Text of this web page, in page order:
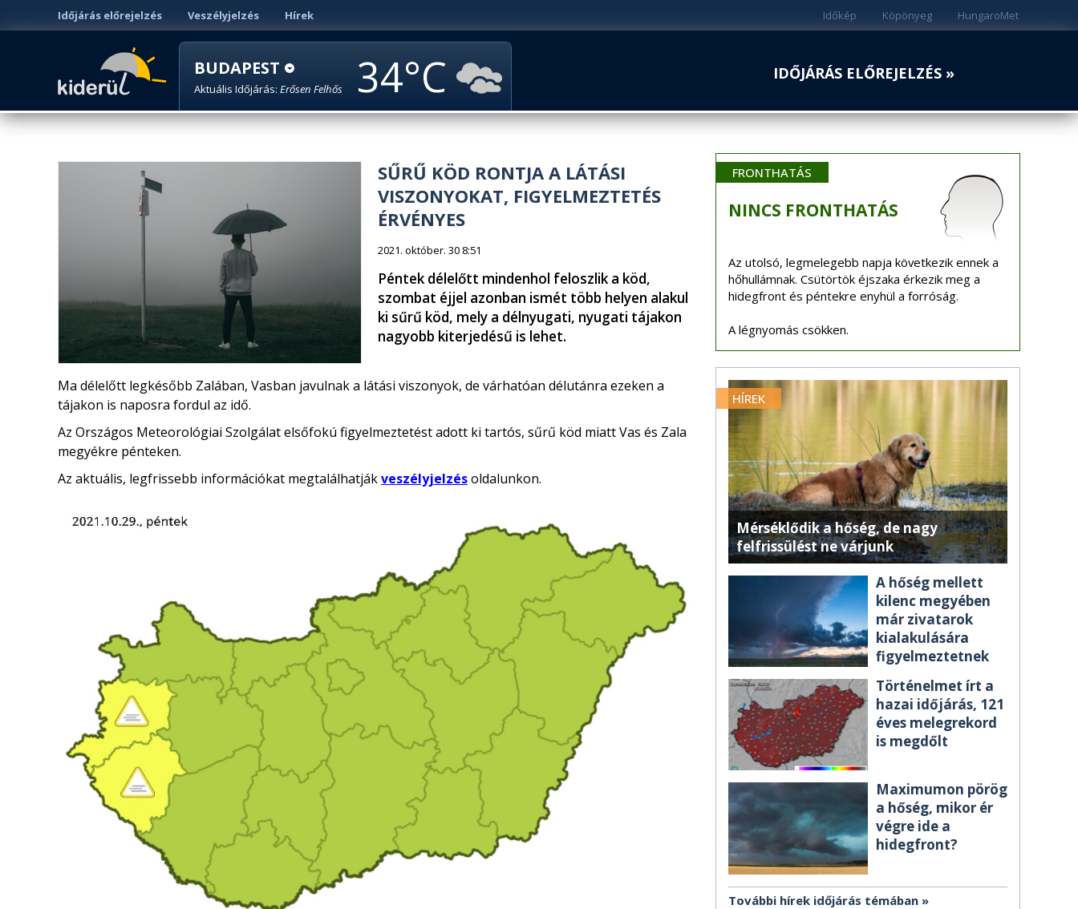
Időjárás előrejelzés Veszélyjelzés Hírek HungaroMet
Köpönyeg
Időkép
BUDAPEST
Aktuális Időjárás: Erősen Felhős 34 IDŐJÁRÁS ELŐREJELZÉS »
SŰRŰ KÖD RONTJA A LÁTÁSI
VISZONYOKAT, FIGYELMEZTETÉS
ÉRVÉNYES
2021. október. 30 8:51
Péntek délelőtt mindenhol feloszlik a köd,
szombat éjjel azonban ismét több helyen alakul
ki sűrű köd, mely a délnyugati, nyugati tájakon
nagyobb kiterjedésű is lehet.
Ma délelőtt legkésőbb Zalában, Vasban javulnak a látási viszonyok, de várhatóan délutánra ezeken a
tájakon is naposra fordul az idő.
Az Országos Meteorológiai Szolgálat elsőfokú figyelmeztetést adott ki tartós, sűrű köd miatt Vas és Zala
megyékre pénteken.
Az aktuális, legfrissebb információkat megtalálhatjákveszélyjelzésoldalunkon.
FRONTHATÁS
NINCS FRONTHATÁS
Az utolsó, legmelegebb napja következik ennek a
hőhullámnak. Csütörtök éjszaka érkezik meg a
hidegfront és péntekre enyhül a forróság.
A légnyomás csökken.
HÍREK
Mérséklődik a hőség, de nagy
felfrissülést ne várjunk
A hőség mellett
kilenc megyében
már zivatarok
kialakulására
figyelmeztetnek
Történelmet írt a
hazai időjárás, 121
éves melegrekord
is megdőlt
Maximumon pörög
a hőség, mikor ér
végre ide a
hidegfront?
További hírek időjárás témában